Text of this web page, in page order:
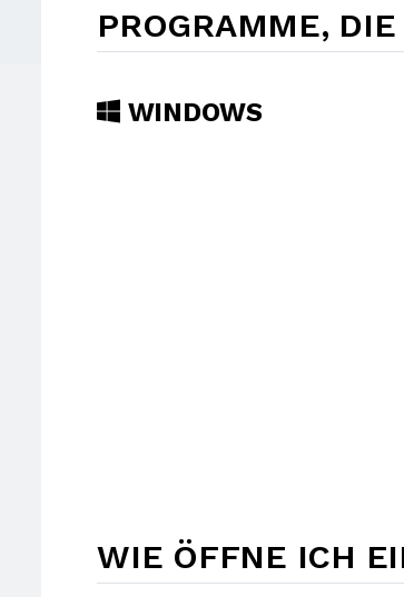
PROGRAMME,
WINDOWS
WIE ÖFFNE ICH